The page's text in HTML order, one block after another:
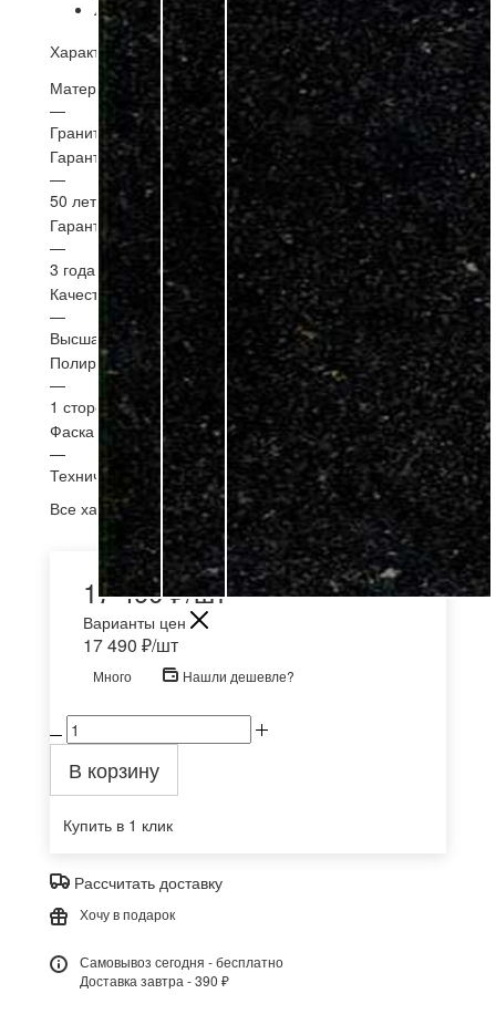
Лицевая
Характеристики
Материал
—
Гранит
Гарантия материал
—
50 лет
Гарантия установка
—
3 года
Качество
—
Высшая категория
Полировка
—
1 сторона
Фаска
—
Техническая (1-10 мм.)
Все характеристики
17 490₽/шт
Варианты цен
17 490 ₽/шт
Много Нашли дешевле?
В корзину
Купить в 1 клик
Рассчитать доставку
Хочу в подарок
Самовывоз сегодня - бесплатно
Доставка завтра - 390 ₽